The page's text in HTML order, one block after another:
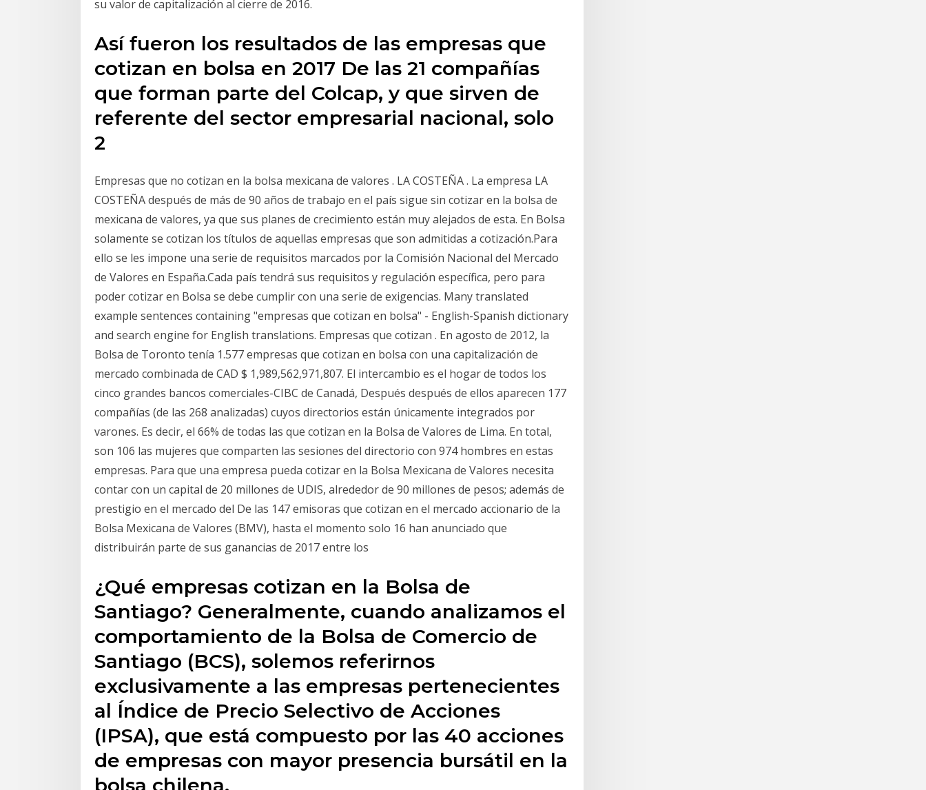
su valor de capitalización al cierre de 2016.
Así fueron los resultados de las empresas que
cotizan en bolsa en 2017 De las 21 compañías
que forman parte del Colcap, y que sirven de
referente del sector empresarial nacional, solo
2
Empresas que no cotizan en la bolsa mexicana de valores . LA COSTEÑA . La empresa LA
COSTEÑA después de más de 90 años de trabajo en el país sigue sin cotizar en la bolsa de
mexicana de valores, ya que sus planes de crecimiento están muy alejados de esta. En Bolsa
solamente se cotizan los títulos de aquellas empresas que son admitidas a cotización.Para
ello se les impone una serie de requisitos marcados por la Comisión Nacional del Mercado
de Valores en España.Cada país tendrá sus requisitos y regulación específica, pero para
poder cotizar en Bolsa se debe cumplir con una serie de exigencias. Many translated
example sentences containing "empresas que cotizan en bolsa" - English-Spanish dictionary
and search engine for English translations. Empresas que cotizan . En agosto de 2012, la
Bolsa de Toronto tenía 1.577 empresas que cotizan en bolsa con una capitalización de
mercado combinada de CAD $ 1,989,562,971,807. El intercambio es el hogar de todos los
cinco grandes bancos comerciales-CIBC de Canadá, Después después de ellos aparecen 177
compañías (de las 268 analizadas) cuyos directorios están únicamente integrados por
varones. Es decir, el 66% de todas las que cotizan en la Bolsa de Valores de Lima. En total,
son 106 las mujeres que comparten las sesiones del directorio con 974 hombres en estas
empresas. Para que una empresa pueda cotizar en la Bolsa Mexicana de Valores necesita
contar con un capital de 20 millones de UDIS, alrededor de 90 millones de pesos; además de
prestigio en el mercado del De las 147 emisoras que cotizan en el mercado accionario de la
Bolsa Mexicana de Valores (BMV), hasta el momento solo 16 han anunciado que
distribuirán parte de sus ganancias de 2017 entre los
¿Qué empresas cotizan en la Bolsa de
Santiago? Generalmente, cuando analizamos el
comportamiento de la Bolsa de Comercio de
Santiago (BCS), solemos referirnos
exclusivamente a las empresas pertenecientes
al Índice de Precio Selectivo de Acciones
(IPSA), que está compuesto por las 40 acciones
de empresas con mayor presencia bursátil en la
bolsa chilena.